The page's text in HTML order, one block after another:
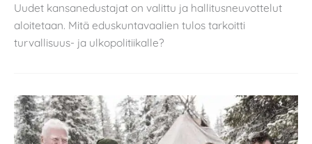
Uudet kansanedustajat on valittu ja hallitusneuvottelut
aloitetaan. Mitä eduskuntavaalien tulos tarkoitti
turvallisuus- ja ulkopolitiikalle?